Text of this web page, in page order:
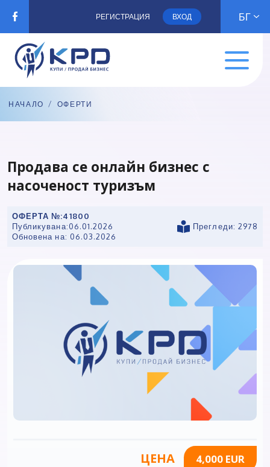
РЕГИСТРАЦИЯ ВХОД БГ
НАЧАЛО / ОФЕРТИ
Продава се онлайн бизнес с
насоченост туризъм
ОФЕРТА №:41800
Публикувана:06.01.2026
Обновена на: 06.03.2026
Прегледи: 2978
ЦЕНА 4,000 EUR